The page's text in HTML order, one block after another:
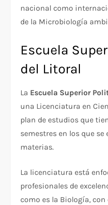
nacional como
de la Microbiología
Escuela
del Litoral
La Escuela Superior
una Licenciatura en
plan de estudios que
semestres en los que
materias.
La licenciatura está
profesionales de
como es la Biología,